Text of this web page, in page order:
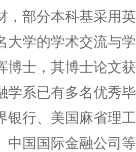
，部分本科基采用
大学的学术交流与
博士，其博士论文
学系已有多名优秀
银行、美国麻省理
中国国际金融公司